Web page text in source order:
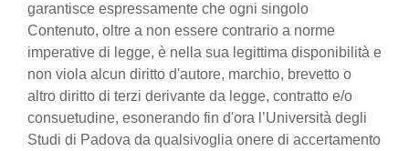
garantisce espressamente che ogni singolo
Contenuto, oltre a non essere contrario a norme
imperative di legge, è nella sua legittima disponibilità e
non viola alcun diritto d'autore, marchio, brevetto o
altro diritto di terzi derivante da legge, contratto e/o
consuetudine, esonerando fin d'ora l’Università degli
Studi di Padova da qualsivoglia onere di accertamento